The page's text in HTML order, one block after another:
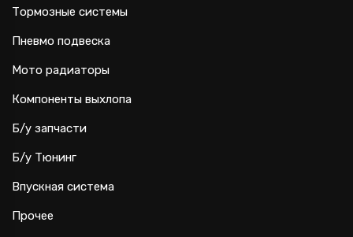
Тормозные системы
Пневмо подвеска
Мото радиаторы
Компоненты выхлопа
Б/у запчасти
Б/у Тюнинг
Впускная система
Прочее